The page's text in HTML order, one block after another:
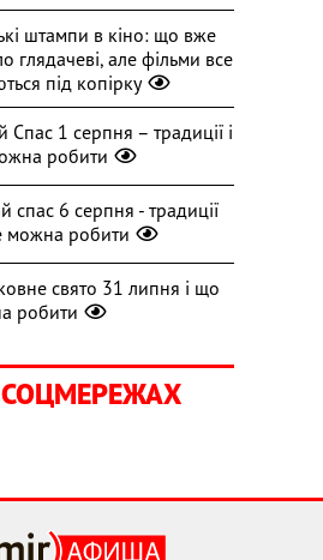
штампи в кіно: що вже
глядачеві, але фільми все
під копірку
1 серпня – традиції і
робити
спас 6 серпня - традиції
можна робити
свято 31 липня і що
робити